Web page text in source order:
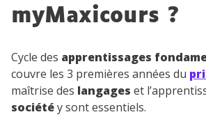
myMaxicours ?
Cycle des apprentissages
couvre les 3 premières années du
maîtrise des langages et
sociétéy sont essentiels.